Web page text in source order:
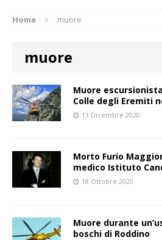
Home muore
muore
Muore
Colle degli Eremiti
13 Dicembre 2020
Morto Furio
medico Istituto
18 Ottobre 2020
Muore durante
boschi di Roddino